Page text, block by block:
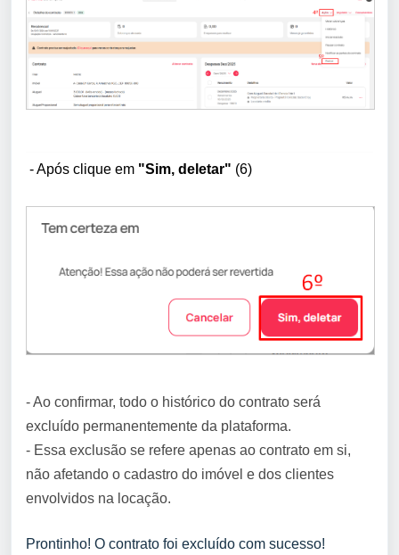
- Após clique em "Sim, deletar" (6)
- Ao confirmar, todo o histórico do contrato será
excluído permanentemente da plataforma.
- Essa exclusão se refere apenas ao contrato em si,
não afetando o cadastro do imóvel e dos clientes
envolvidos na locação.
Prontinho! O contrato foi excluído com sucesso!